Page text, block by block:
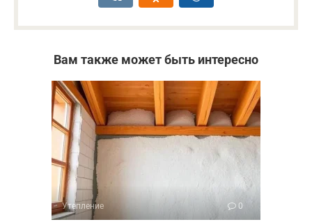
Вам также может быть интересно
Утепление 0